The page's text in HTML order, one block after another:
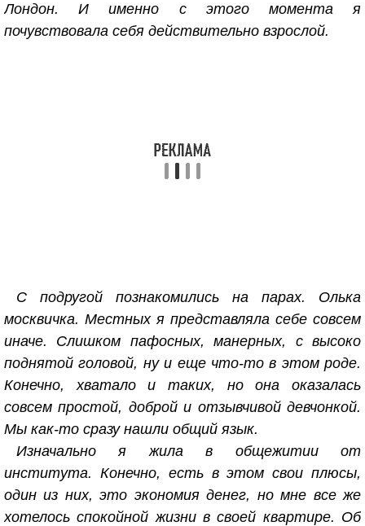
Лондон. И именно с этого момента я
почувствовала себя действительно взрослой.
С подругой познакомились на парах. Олька
москвичка. Местных я представляла себе совсем
иначе. Слишком пафосных, манерных, с высоко
поднятой головой, ну и еще что-то в этом роде.
Конечно, хватало и таких, но она оказалась
совсем простой, доброй и отзывчивой девчонкой.
Мы как-то сразу нашли общий язык.
Изначально я жила в общежитии от
института. Конечно, есть в этом свои плюсы,
один из них, это экономия денег, но мне все же
хотелось спокойной жизни в своей квартире. Об